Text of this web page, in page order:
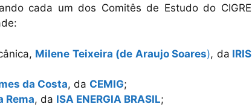
cada um dos Comitês de Estudo do CIGRE
Milene Teixeira (de Araujo Soares), da IRIS
da Costa, da CEMIG;
Rema, da ISA ENERGIA BRASIL;